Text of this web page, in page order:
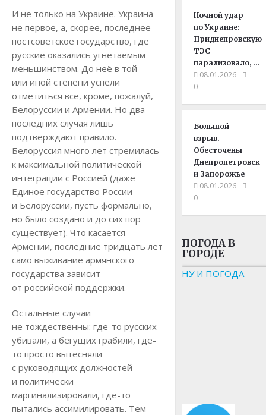
И не только на Украине. Украина
не первое, а, скорее, последнее
постсоветское государство, где
русские оказались угнетаемым
меньшинством. До неё в той
или иной степени успели
отметиться все, кроме, пожалуй,
Белоруссии и Армении. Но два
последних случая лишь
подтверждают правило.
Белоруссия много лет стремилась
к максимальной политической
интеграции с Россией (даже
Единое государство России
и Белоруссии, пусть формально,
но было создано и до сих пор
существует). Что касается
Армении, последние тридцать лет
само выживание армянского
государства зависит
от российской поддержки.
Остальные случаи
не тождественны: где-то русских
убивали, а бегущих грабили, где-
то просто вытесняли
с руководящих должностей
и политически
маргинализировали, где-то
пытались ассимилировать. Тем
Ночной удар
по Украине:
Приднепровскую
ТЭС
парализовало, …
08.01.2026
0
Большой
взрыв.
Обесточены
Днепропетровск
и Запорожье
08.01.2026
0
ПОГОДА В
ГОРОДЕ
НУ И ПОГОДА